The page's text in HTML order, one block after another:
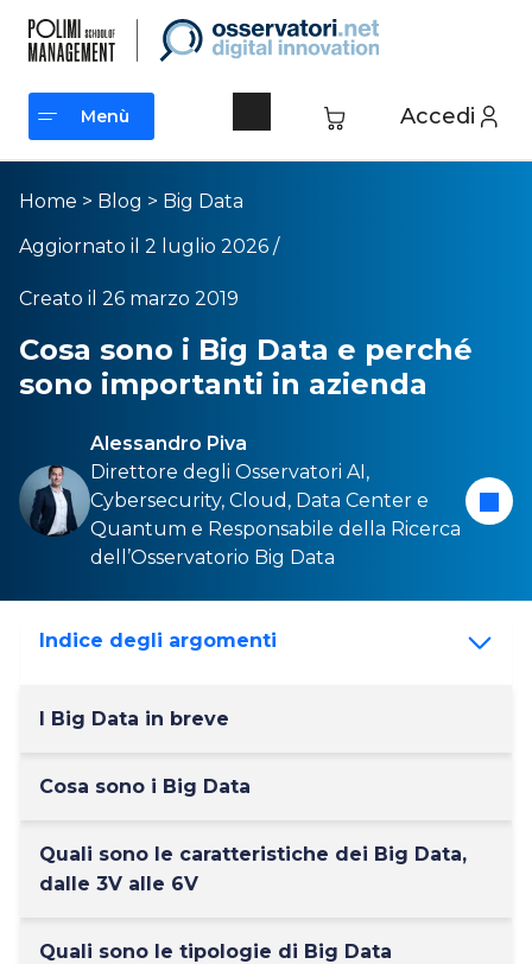
Accedi
Menù
Menù
Home > Blog > Big Data
Aggiornato il 2 luglio 2026 /
Creato il 26 marzo 2019
Cosa sono i Big Data e perché
sono importanti in azienda
Alessandro Piva
Direttore degli Osservatori AI,
Cybersecurity, Cloud , Data Center e
Quantum e Responsabile della Ricerca
dell’Osservatorio Big Data
Indice degli argomenti
I Big Data in breve
Cosa sono i Big Data
Quali sono le caratteristiche dei Big Data,
dalle 3V alle 6V
Quali sono le tipologie di Big Data